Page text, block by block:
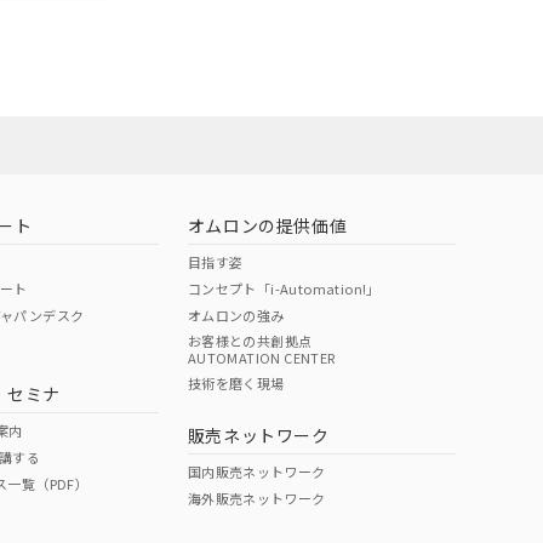
O O
ト
ト
パンデスク
セミナ
内
する
覧（PDF）
オムロンの提供価値
目指す姿
コンセプト「i-Automation!」
オムロンの強み
お客様との共創拠点
AUTOMATION CENTER
技術を磨く現場
販売ネットワーク
国内販売ネットワーク
海外販売ネットワーク